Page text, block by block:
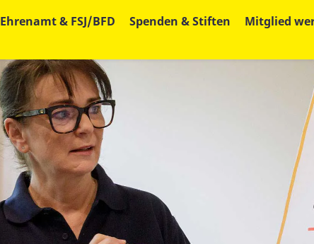
Ehrenamt & FSJ/BFD Spenden & Stiften Mitglied